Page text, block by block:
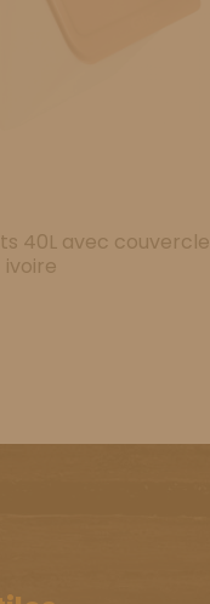
40L avec couvercle
ivoire